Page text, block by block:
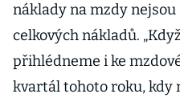
náklady na mzdy
celkových nákladů.
přihlédneme i ke
kvartál tohoto roku, kdy